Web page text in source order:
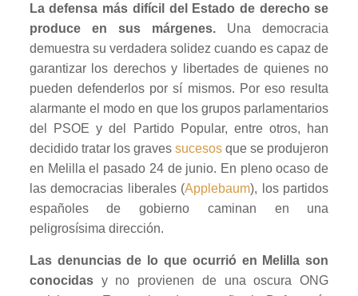
La defensa más difícil del Estado de derecho se
produce en sus márgenes. Una democracia
demuestra su verdadera solidez cuando es capaz de
garantizar los derechos y libertades de quienes no
pueden defenderlos por sí mismos. Por eso resulta
alarmante el modo en que los grupos parlamentarios
del PSOE y del Partido Popular, entre otros, han
decidido tratar los gravessucesosque se produjeron
en Melilla el pasado 24 de junio. En pleno ocaso de
las democracias liberales (Applebaum), los partidos
españoles de gobierno caminan en una
peligrosísima dirección.
Las denuncias de lo que ocurrió en Melilla son
conocidasy no provienen de una oscura ONG